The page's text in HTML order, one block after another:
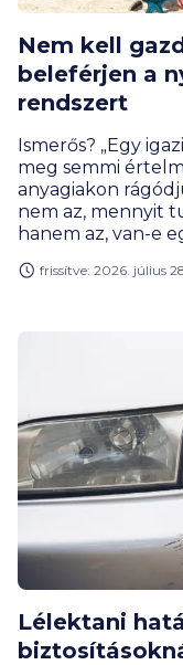
Nem kell
beleférjen a
rendszert
Ismerős? „Egy
meg semmi
anyagiakon
nem az, mennyit
hanem az, van-e
fizetnivalókat, pár
lemondani az
frissítve: 2026. július
Lélektani